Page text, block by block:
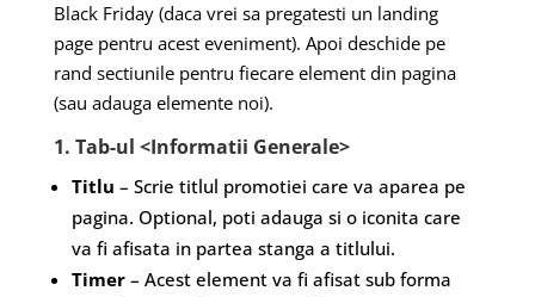
Black Friday (daca vrei sa pregatesti un landing
page pentru acest eveniment). Apoi deschide pe
rand sectiunile pentru fiecare element din pagina
(sau adauga elemente noi).
1. Tab-ul <Informatii Generale>
Titlu – Scrie titlul promotiei care va aparea pe
pagina. Optional, poti adauga si o iconita care
va fi afisata in partea stanga a titlului.
Timer– Acest element va fi afisat sub forma